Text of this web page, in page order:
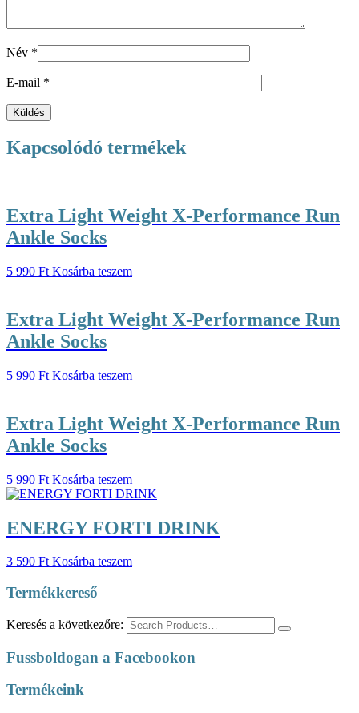
Név *
E-mail *
Kapcsolódó termékek
Extra Light Weight X-Performance Run
Ankle Socks
5 990 Ft Kosárba teszem
Extra Light Weight X-Performance Run
Ankle Socks
5 990 Ft Kosárba teszem
Extra Light Weight X-Performance Run
Ankle Socks
5 990 Ft Kosárba teszem
ENERGY FORTI DRINK
3 590 Ft Kosárba teszem
Termékkereső
Keresés a következőre:
Fussboldogan a Facebookon
Termékeink